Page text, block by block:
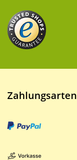
Zahlungsarten